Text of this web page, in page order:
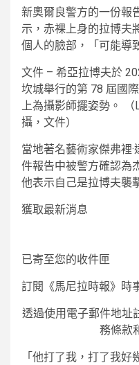
新奧爾良警方的一份報
示，赤裸上身的拉博夫
個人的臉部，「可能導
文件 – 希亞拉博夫於
坎城舉行的第 78 屆國
上為攝影師擺姿勢。
攝，文件）
當地著名藝術家傑弗裡
件報告中被警方確認為
他表示自己是拉博夫襲
獲取最新消息
已寄至您的收件匣
訂閱《馬尼拉時報》時
透過使用電子郵件地址
務條款
「他打了我，打了我